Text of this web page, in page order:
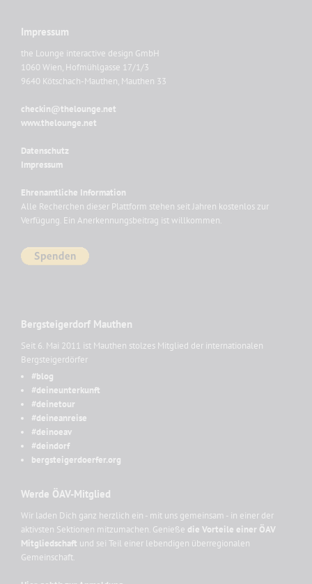
Impressum
the Lounge interactive design GmbH
1060 Wien, Hofmühlgasse 17/1/3
9640 Kötschach-Mauthen, Mauthen 33
checkin@thelounge.net
www.thelounge.net
Datenschutz
Impressum
Ehrenamtliche Information
Alle Recherchen dieser Plattform stehen seit Jahren kostenlos zur
Verfügung. Ein Anerkennungsbeitrag ist willkommen.
Bergsteigerdorf Mauthen
Seit 6. Mai 2011 ist Mauthen stolzes Mitglied der internationalen
Bergsteigerdörfer
#blog
#deineunterkunft
#deinetour
#deineanreise
#deinoeav
#deindorf
bergsteigerdoerfer.org
Werde ÖAV-Mitglied
Wir laden Dich ganz herzlich ein - mit uns gemeinsam - in einer der
aktivsten Sektionen mitzumachen. Genieße die Vorteile einer ÖAV
Mitgliedschaft und sei Teil einer lebendigen überregionalen
Gemeinschaft.